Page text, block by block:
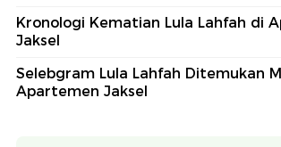
Kronologi Kematian Lula Lahfah di
Jaksel
Selebgram Lula Lahfah Ditemukan
Apartemen Jaksel